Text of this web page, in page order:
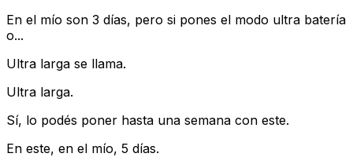
En el mío son 3 días, pero si pones el modo ultra batería
o...
Ultra larga se llama.
Ultra larga.
Sí, lo podés poner hasta una semana con este.
En este, en el mío, 5 días.